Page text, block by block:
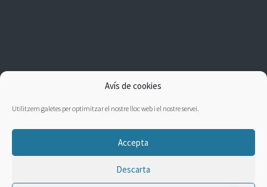
Avís de cookies
Utilitzem galetes per optimitzar el nostre lloc web i el nostre servei.
Accepta
Descarta